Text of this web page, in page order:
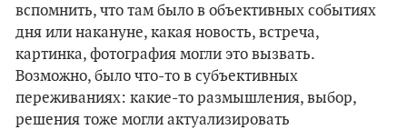
вспомнить, что там было в объективных событиях
дня или накануне, какая новость, встреча,
картинка, фотография могли это вызвать.
Возможно, было что-то в субъективных
переживаниях: какие-то размышления, выбор,
решения тоже могли актуализировать